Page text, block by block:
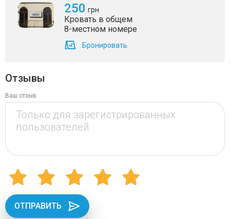
250 грн
Кровать в общем
8-местном номере
Бронировать
Отзывы
Ваш отзыв
ОТПРАВИТЬ